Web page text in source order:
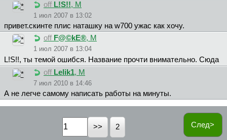
off L!S!!, М
1 июл 2007 в 13:02
привет.скинте плис наташку на w700 ужас как хочу.
off F@©kE®, М
1 июл 2007 в 13:04
L!S!!, ты темой ошибся. Название прочти внимательно. Сюда
off Lelik1, М
7 июл 2010 в 14:46
А не легче самому написать работы на минуты.
След>
2